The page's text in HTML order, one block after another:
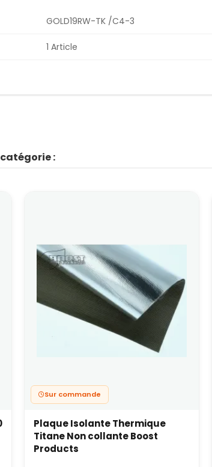
GOLD19RW-TK /C4-3
1 Article
:
Sur commande
Plaque Isolante Thermique
Titane Non collante Boost
Products